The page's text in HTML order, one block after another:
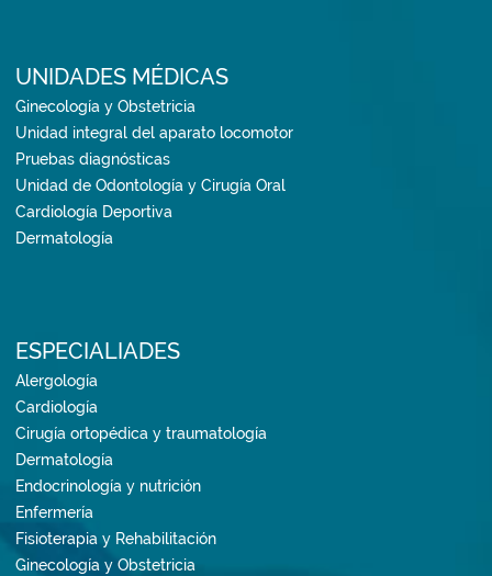
UNIDADES MÉDICAS
Ginecología y Obstetricia
Unidad integral del aparato locomotor
Pruebas diagnósticas
Unidad de Odontología y Cirugía Oral
Cardiología Deportiva
Dermatología
ESPECIALIADES
Alergología
Cardiología
Cirugía ortopédica y traumatología
Dermatología
Endocrinología y nutrición
Enfermería
Fisioterapia y Rehabilitación
Ginecología y Obstetricia